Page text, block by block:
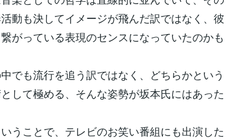
動も決してイメージが飛んだ訳ではなく、彼
がっている表現のセンスになっていたのかも
でも流行を追う訳ではなく、どちらかという
して極める、そんな姿勢が坂本氏にはあった
うことで、テレビのお笑い番組にも出演した